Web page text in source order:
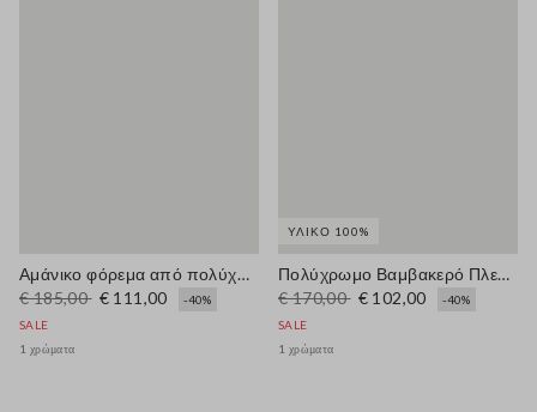
Αμάνικο φόρεμα από πολύχρωμο μείγμα βαμβακιού, κανονική εφαρμογή
€ 185,00 € 111,00
-40%
SALE
1 χρώματα
ΥΛΙΚΌ 100%
Πολύχρωμο Βαμβακερό Πλεκτό Μπλουζάκι Κανονικής Εφαρμογής
€ 170,00 € 102,00
-40%
SALE
1 χρώματα